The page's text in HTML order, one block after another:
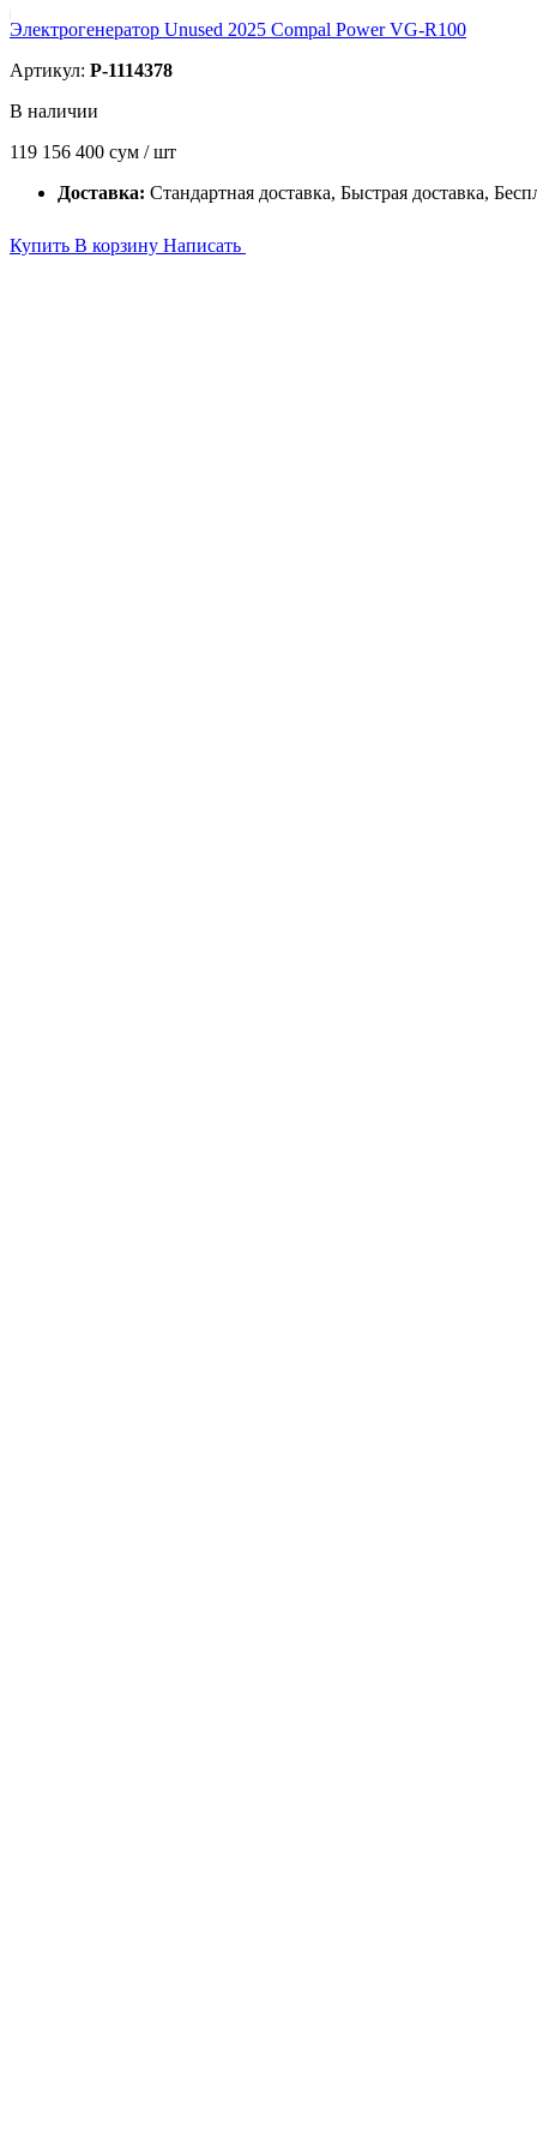
Электрогенератор Unused 2025 Compal Power VG-R100
Артикул: P-1114378
В наличии
119 156 400 сум / шт
Доставка: Стандартная доставка, Быстрая доставка,
Купить В корзину Написать